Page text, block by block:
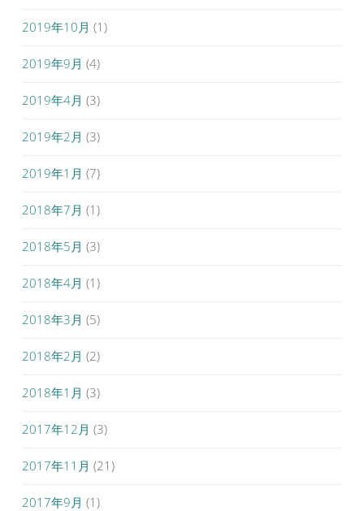
2019年10月 (1)
2019年9月 (4)
2019年4月 (3)
2019年2月 (3)
2019年1月 (7)
2018年7月 (1)
2018年5月 (3)
2018年4月 (1)
2018年3月 (5)
2018年2月 (2)
2018年1月 (3)
2017年12月 (3)
2017年11月 (21)
2017年9月 (1)